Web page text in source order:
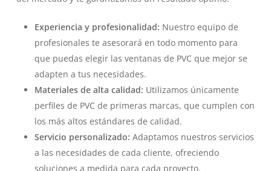
Experiencia y profesionalidad: Nuestro equipo de
profesionales te asesorará en todo momento para
que puedas elegir las ventanas de PVC que mejor se
adapten a tus necesidades.
Materiales de alta calidad: Utilizamos únicamente
perfiles de PVC de primeras marcas, que cumplen con
los más altos estándares de calidad.
Servicio personalizado: Adaptamos nuestros servicios
a las necesidades de cada cliente, ofreciendo
soluciones a medida para cada proyecto.